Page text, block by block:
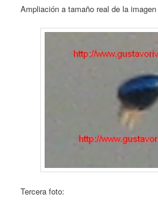
Ampliación a tamaño real de la imagen
Tercera foto: